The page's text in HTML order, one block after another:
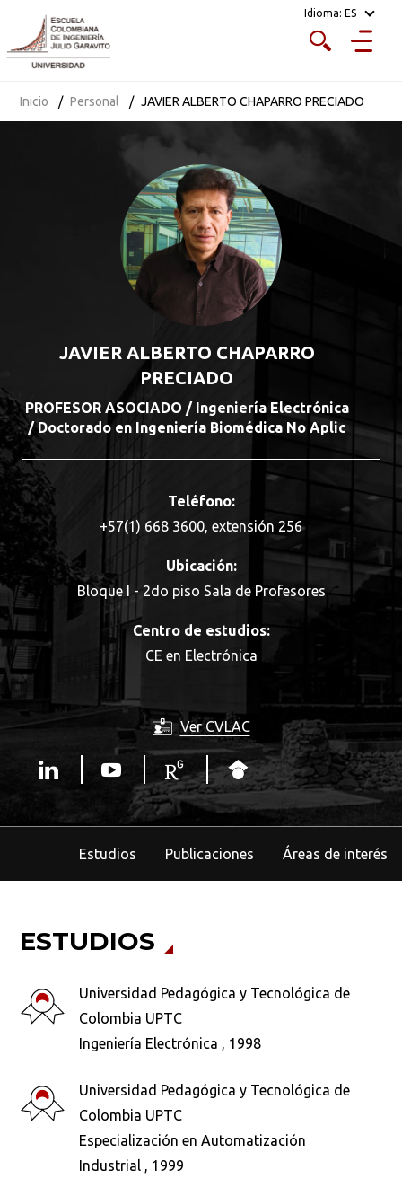
Idioma: ES
Inicio Personal JAVIER ALBERTO CHAPARRO PRECIADO
JAVIER ALBERTO CHAPARRO
PRECIADO
PROFESOR ASOCIADO / Ingeniería Electrónica
/ Doctorado en Ingeniería Biomédica No Aplic
Teléfono:
+57(1) 668 3600, extensión 256
Ubicación:
Bloque I - 2do piso Sala de Profesores
Centro de estudios:
CE en Electrónica
Ver CVLAC
Estudios Publicaciones Áreas de interés
ESTUDIOS
Universidad Pedagógica y Tecnológica de
Colombia UPTC
Ingeniería Electrónica , 1998
Universidad Pedagógica y Tecnológica de
Colombia UPTC
Especialización en Automatización
Industrial , 1999